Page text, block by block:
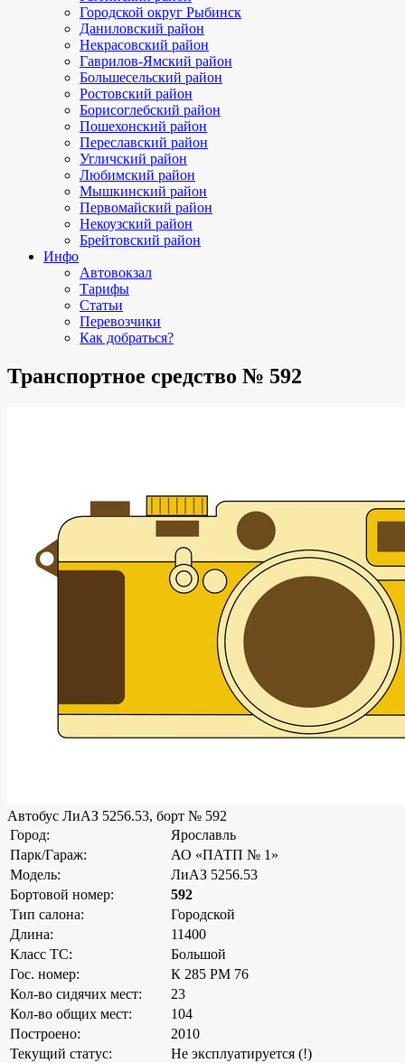
Городской округ Рыбинск
Даниловский район
Некрасовский район
Гаврилов-Ямский район
Большесельский район
Ростовский район
Борисоглебский район
Пошехонский район
Переславский район
Угличский район
Любимский район
Мышкинский район
Первомайский район
Некоузский район
Брейтовский район
Инфо
Автовокзал
Тарифы
Статьи
Перевозчики
Как добраться?
Транспортное средство № 592
Автобус ЛиАЗ 5256.53, борт № 592
Город:
Ярославль
Парк/Гараж:
АО «ПАТП № 1»
Модель:
ЛиАЗ 5256.53
Бортовой номер:
592
Тип салона:
Городской
Длина:
11400
Класс ТС:
Большой
Гос. номер:
К 285 РМ 76
Кол-во сидячих мест:
23
Кол-во общих мест:
104
Построено:
2010
Текущий статус:
Не эксплуатируется (!)